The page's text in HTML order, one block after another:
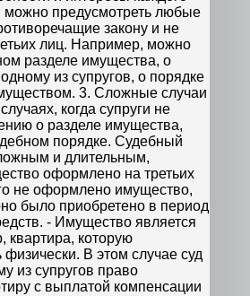
можно предусмотреть любые
закону и не
лиц. Например, можно
разделе имущества, о
из супругов, о порядке
3. Сложные случаи
когда супруги не
о разделе имущества,
порядке. Судебный
и длительным,
оформлено на третьих
не оформлено имущество,
было приобретено в период
- Имущество является
которую
В этом случае суд
из супругов право
с выплатой компенсации